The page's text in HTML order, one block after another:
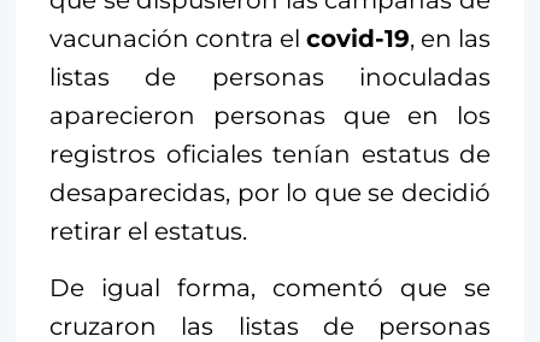
vacunación contra el covid-19, en las
listas de personas inoculadas
aparecieron personas que en los
registros oficiales tenían estatus de
desaparecidas, por lo que se decidió
retirar el estatus.
De igual forma, comentó que se
cruzaron las listas de personas